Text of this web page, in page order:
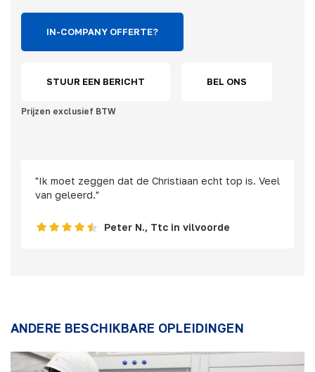
IN-COMPANY OFFERTE?
STUUR EEN BERICHT BEL ONS
Prijzen exclusief BTW
"Ik moet zeggen dat de Christiaan echt top is. Veel
van geleerd."
Peter N., Ttc in vilvoorde
ANDERE BESCHIKBARE OPLEIDINGEN